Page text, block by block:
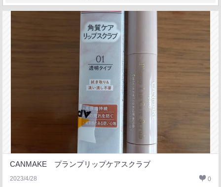
CANMAKE プランプリップケアスクラブ
2023/4/28 0